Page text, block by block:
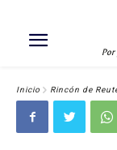
Por
Inicio Rincón de